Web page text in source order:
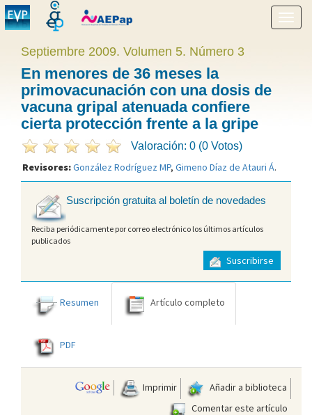
menú
Septiembre 2009. Volumen 5. Número 3
En menores de 36 meses la
primovacunación con una dosis de
vacuna gripal atenuada confiere
cierta protección frente a la gripe
Valoración: 0 (0 Votos)
Revisores:González Rodríguez MP, Gimeno Díaz de Atauri Á.
Suscripción gratuita al boletín de novedades
Reciba periódicamente por correo electrónico los últimos artículos
publicados
Suscribirse
Resumen Artículo completo
PDF
Imprimir
Añadir a biblioteca
Comentar este artículo